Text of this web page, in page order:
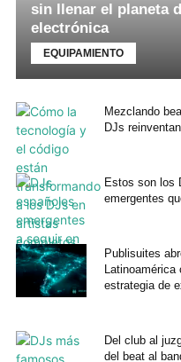
sin llenar el planeta
electrónica
EQUIPAMIENTO
Mezclando
DJs
Estos son los
emergentes
Publisuites
Latinoamérica
estrategia de
Del club al
del beat al